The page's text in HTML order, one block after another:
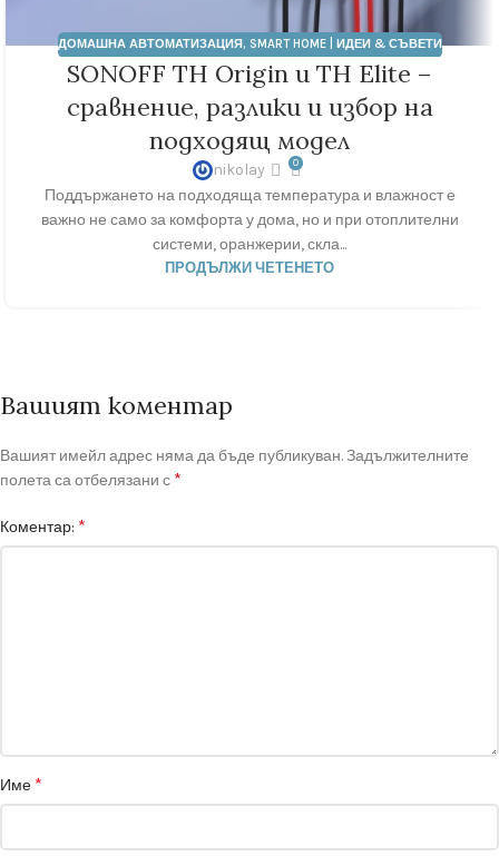
ДОМАШНА АВТОМАТИЗАЦИЯ, SMART HOME | ИДЕИ & СЪВЕТИ
SONOFF TH Origin и TH Elite –
сравнение, разлики и избор на
подходящ модел
nikolay 0
Поддържането на подходяща температура и влажност е
важно не само за комфорта у дома, но и при отоплителни
системи, оранжерии, скла...
ПРОДЪЛЖИ ЧЕТЕНЕТО
Вашият коментар
Вашият имейл адрес няма да бъде публикуван.Задължителните
полета са отбелязани с *
Коментар: *
Име *